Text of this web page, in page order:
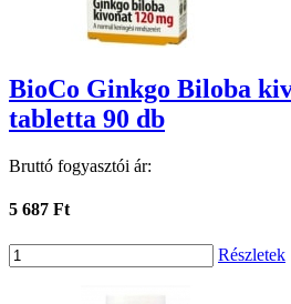
BioCo Ginkgo Biloba
tabletta 90 db
Bruttó fogyasztói ár:
5 687 Ft
Részletek